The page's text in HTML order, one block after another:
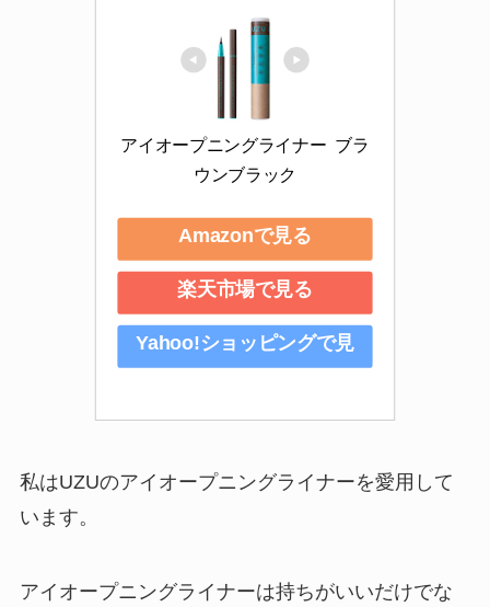
アイオープニングライナー  ブラ
ウンブラック
Amazonで見る
楽天市場で見る
Yahoo!ショッピングで見
私はUZUのアイオープニングライナーを愛用して
います。
アイオープニングライナーは持ちがいいだけでな